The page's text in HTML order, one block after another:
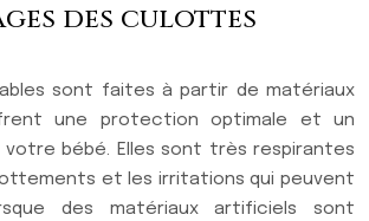
des culottes
sont faites à partir de matériaux
une protection optimale et un
bébé. Elles sont très respirantes
et les irritations qui peuvent
des matériaux artificiels sont